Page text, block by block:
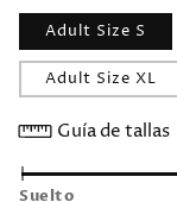
Adult Size S
Adult Size XL
Guía de tallas
Suelto